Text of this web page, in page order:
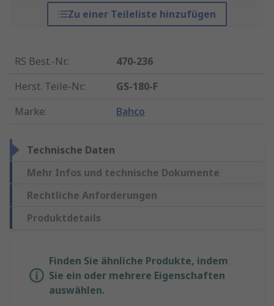
Zu einer Teileliste hinzufügen
RS Best.-Nr.:
470-236
Herst. Teile-Nr.:
GS-180-F
Marke: Bahco
Technische Daten
Mehr Infos und technische Dokumente
Rechtliche Anforderungen
Produktdetails
Finden Sie ähnliche Produkte, indem
Sie ein oder mehrere Eigenschaften
auswählen.